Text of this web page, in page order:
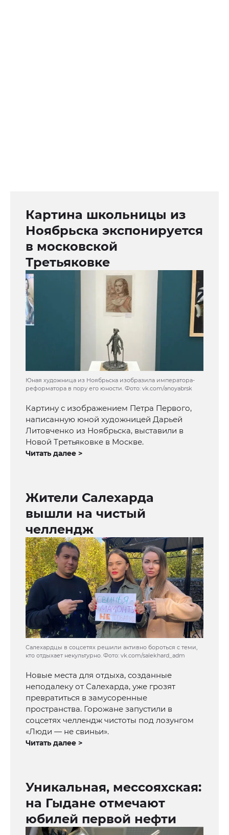
Картина школьницы из
Ноябрьска экспонируется
в московской
Третьяковке
Юная художница из Ноябрьска изобразила императора-
реформатора в пору его юности. Фото: vk.com/anoyabrsk
Картину с изображением Петра Первого,
написанную юной художницей Дарьей
Литовченко из Ноябрьска, выставили в
Новой Третьяковке в Москве.
Читать далее >
Жители Салехарда
вышли на чистый
челлендж
Салехардцы в соцсетях решили активно бороться с теми,
кто отдыхает некультурно. Фото: vk.com/salekhard_adm
Новые места для отдыха, созданные
неподалеку от Салехарда, уже грозят
превратиться в замусоренные
пространства. Горожане запустили в
соцсетях челлендж чистоты под лозунгом
«Люди — не свиньи».
Читать далее >
Уникальная, мессояхская:
на Гыдане отмечают
юбилей первой нефти